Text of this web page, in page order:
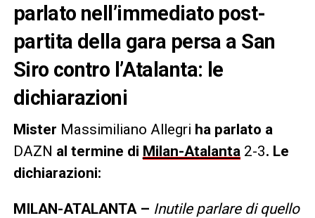
parlato nell’immediato post-
partita della gara persa a San
Siro contro l’Atalanta: le
dichiarazioni
Mister Massimiliano Allegri ha parlato a
DAZN al termine di Milan-Atalanta 2-3. Le
dichiarazioni:
MILAN-ATALANTA – Inutile parlare di quello